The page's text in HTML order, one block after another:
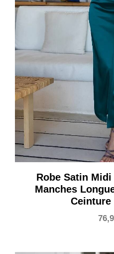
Robe Satin
Manches
Ceinture